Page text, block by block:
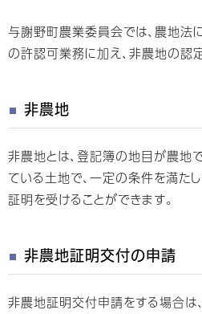
与謝野町農業委員会では、農地法
の許認可業務に加え、非農地の認
非農地
非農地とは、登記簿の地目が農地
ている土地で、一定の条件を満た
証明を受けることができます。
非農地証明交付の申請
非農地証明交付申請をする場合は